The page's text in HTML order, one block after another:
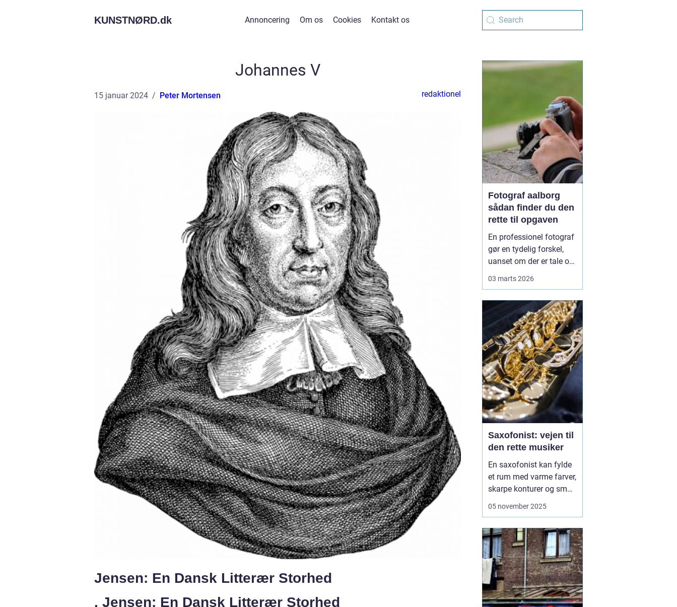
KUNSTNØRD.dk Annoncering Om os Cookies Kontakt os
Johannes V
15 januar 2024 Peter Mortensen redaktionel
Jensen: En Dansk Litterær Storhed
. Jensen: En Dansk Litterær Storhed
Fotograf aalborg
sådan finder du den
rette til opgaven
En professionel fotograf
gør en tydelig forskel,
uanset om der er tale om
Mange oplever, at
mobilen klarer
hverdagens snapshots
fint, men når øjeblikket
kun sker én gang, ...
03 marts 2026
Saxofonist: vejen til
den rette musiker
En saxofonist kan fylde
et rum med varme farver,
skarpe konturer og små
nuancer, der klæder alt
saxofonen som jazzens
ikon, men instrumentet
har for længst fået et
fast hjem i klass...
05 november 2025